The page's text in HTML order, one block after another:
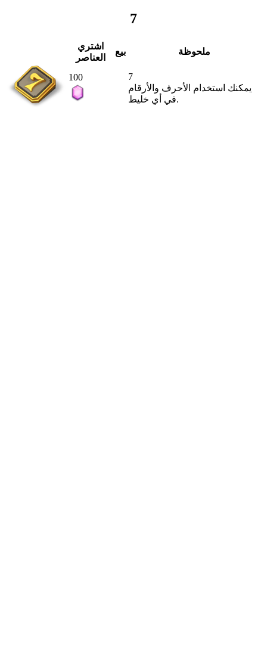
7
اشتري
العناصر
بيع ملحوظة
100
7
يمكنك استخدام الأحرف والأرقام
في أي خليط.